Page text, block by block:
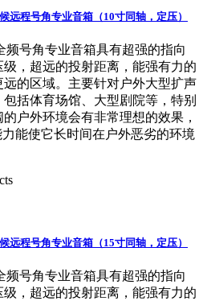
远程号角专业音箱（10寸同轴，定压）
频号角专业音箱具有超强的指向
，超远的投射距离，能强有力的
的区域。主要针对户外大型扩声
括体育场馆、大型剧院等，特别
户外环境会有非常理想的效果，
能使它长时间在户外恶劣的环境
远程号角专业音箱（15寸同轴，定压）
频号角专业音箱具有超强的指向
，超远的投射距离，能强有力的